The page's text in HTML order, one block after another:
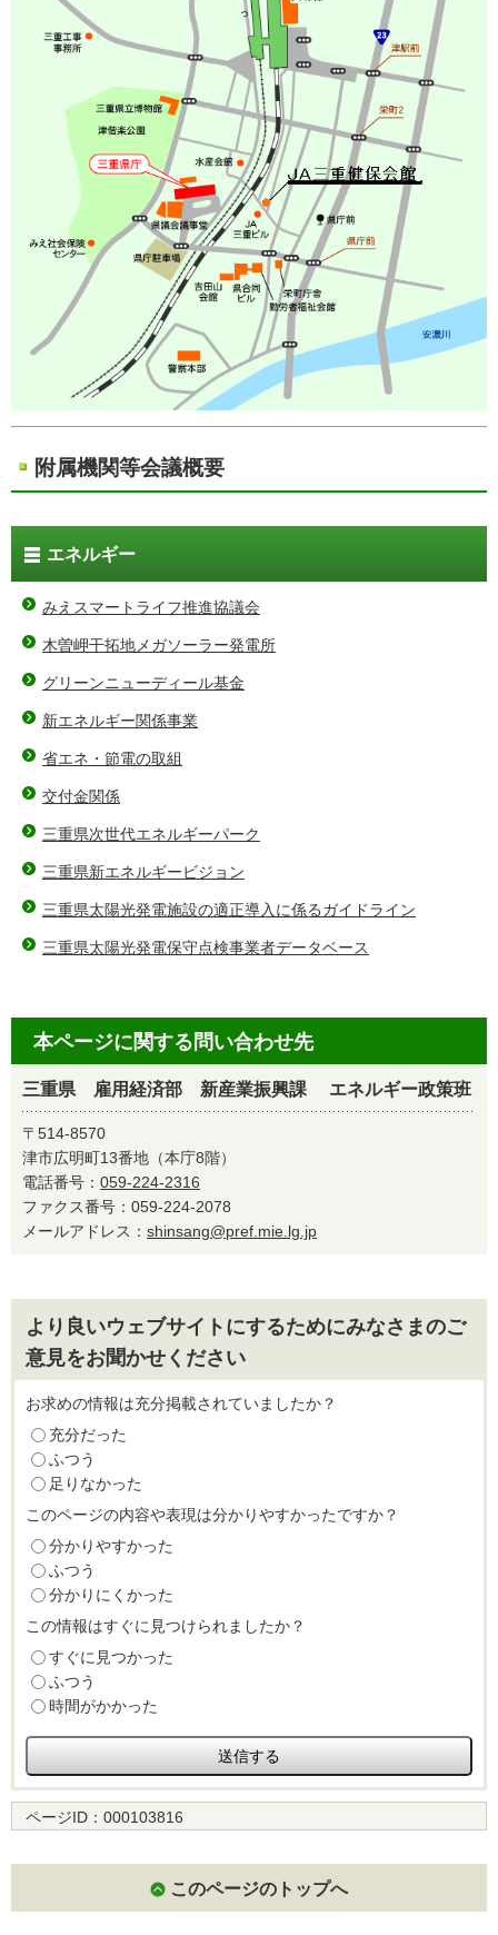
附属機関等会議概要
エネルギー
みえスマートライフ推進協議会
木曽岬干拓地メガソーラー発電所
グリーンニューディール基金
新エネルギー関係事業
省エネ・節電の取組
交付金関係
三重県次世代エネルギーパーク
三重県新エネルギービジョン
三重県太陽光発電施設の適正導入に係るガイドライン
三重県太陽光発電保守点検事業者データベース
本ページに関する問い合わせ先
三重県 雇用経済部 新産業振興課 エネルギー政策班
〒514-8570
津市広明町13番地（本庁8階）
電話番号： 059-224-2316
ファクス番号：059-224-2078
メールアドレス： shinsang@pref.mie.lg.jp
より良いウェブサイトにするためにみなさまのご
意見をお聞かせください
お求めの情報は充分掲載されていましたか？
充分だった
ふつう
足りなかった
このページの内容や表現は分かりやすかったですか？
分かりやすかった
ふつう
分かりにくかった
この情報はすぐに見つけられましたか？
すぐに見つかった
ふつう
時間がかかった
ページID： 000103816
このページのトップへ